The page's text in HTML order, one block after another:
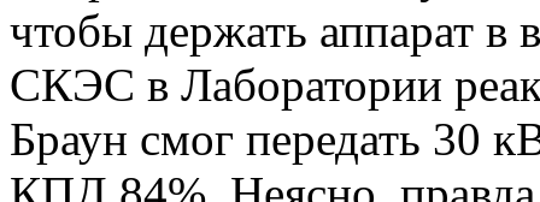
чтобы держать аппарат в
СКЭС в Лаборатории
Браун смог передать 30